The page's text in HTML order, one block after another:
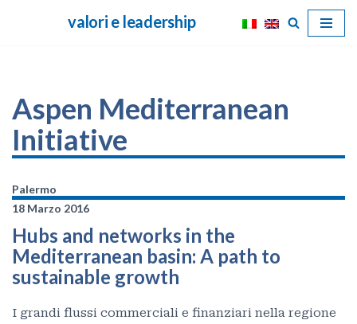
valori e leadership
Aspen Mediterranean
Initiative
Palermo
18 Marzo 2016
Hubs and networks in the
Mediterranean basin: A path to
sustainable growth
I grandi flussi commerciali e finanziari nella regione